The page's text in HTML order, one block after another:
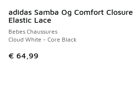
adidas Samba Og Comfort Closure
Elastic Lace
Bebes Chaussures
Cloud White - Core Black
€ 64,99